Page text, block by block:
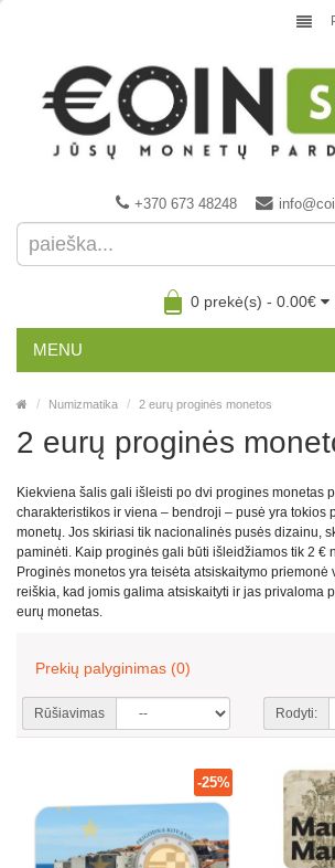
+370 673 48248
0 prekė(s) - 0.00€
MENU
Numizmatika 2 eurų proginės monetos
2 eurų proginės
Kiekviena šalis gali išleisti po dvi progines monetas
charakteristikos ir viena – bendroji – pusė yra tokios
monetų. Jos skiriasi tik nacionalinės pusės dizainu,
paminėti. Kaip proginės gali būti išleidžiamos tik 2 €
Proginės monetos yra teisėta atsiskaitymo priemonė
reiškia, kad jomis galima atsiskaityti ir jas privaloma
eurų monetas.
Prekių palyginimas (0)
Rūšiavimas Rodyti:
-25%